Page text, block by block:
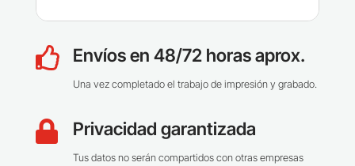
 Envíos en 48/72 horas aprox.
Una vez completado el trabajo de impresión y grabado.
 Privacidad garantizada
Tus datos no serán compartidos con otras empresas